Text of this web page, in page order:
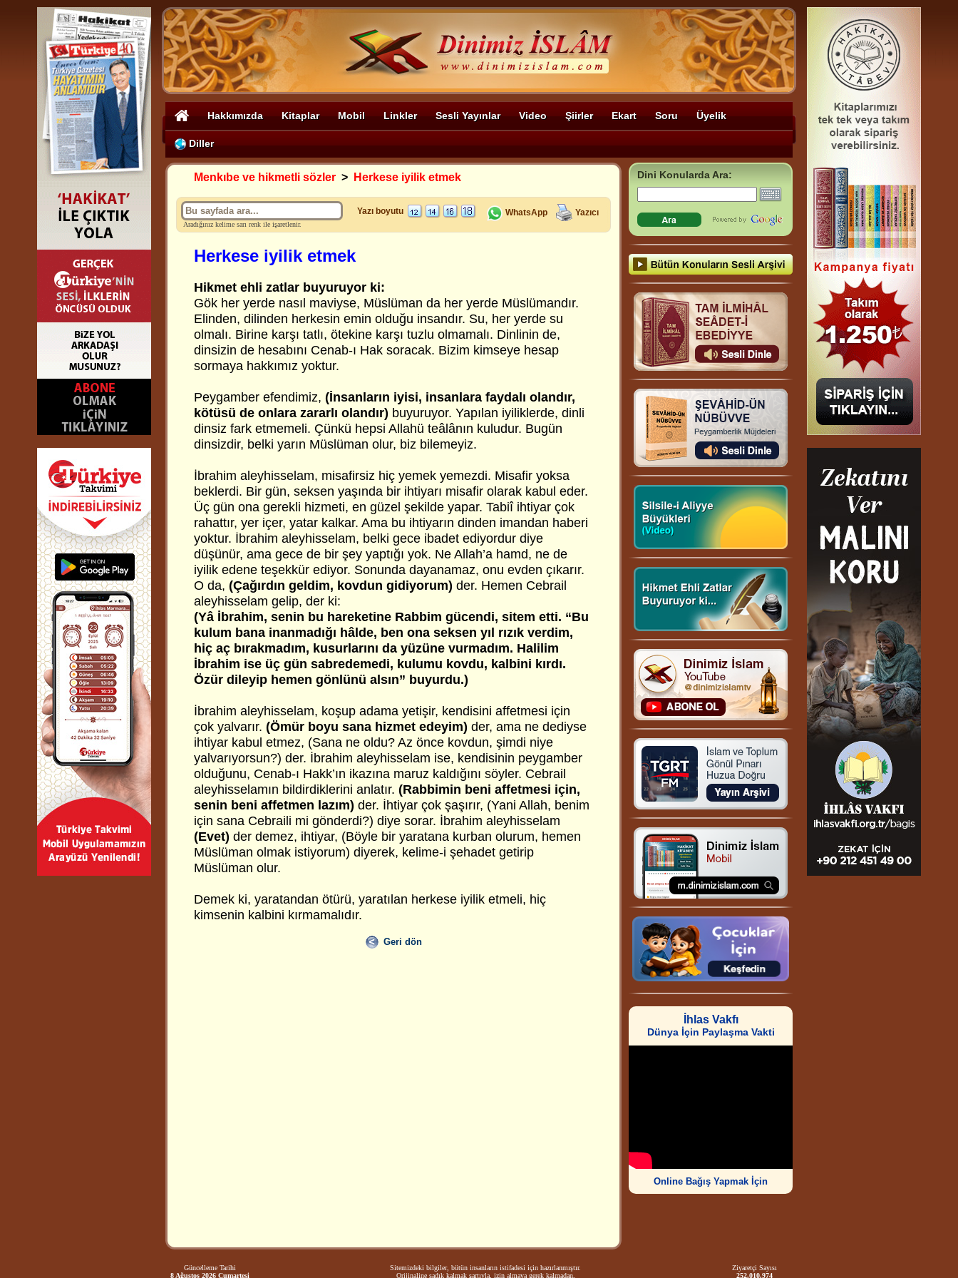
Hakkımızda Kitaplar Mobil Linkler Sesli Yayınlar Video Şiirler Ekart Soru Üyelik
Diller
Menkıbe ve hikmetli sözler > Herkese iyilik etmek
Aradığınız kelime sarı renk ile işaretlenir.
Yazı boyutu WhatsApp Yazıcı
Herkese iyilik etmek
Hikmet ehli zatlar buyuruyor ki:
Gök her yerde nasıl maviyse, Müslüman da her yerde Müslümandır.
Elinden, dilinden herkesin emin olduğu insandır. Su, her yerde su
olmalı. Birine karşı tatlı, ötekine karşı tuzlu olmamalı. Dinlinin de,
dinsizin de hesabını Cenab-ı Hak soracak. Bizim kimseye hesap
sormaya hakkımız yoktur.
Peygamber efendimiz, (İnsanların iyisi, insanlara faydalı olandır,
kötüsü de onlara zararlı olandır) buyuruyor. Yapılan iyiliklerde, dinli
dinsiz fark etmemeli. Çünkü hepsi Allahü teâlânın kuludur. Bugün
dinsizdir, belki yarın Müslüman olur, biz bilemeyiz.
İbrahim aleyhisselam, misafirsiz hiç yemek yemezdi. Misafir yoksa
beklerdi. Bir gün, seksen yaşında bir ihtiyarı misafir olarak kabul eder.
Üç gün ona gerekli hizmeti, en güzel şekilde yapar. Tabiî ihtiyar çok
rahattır, yer içer, yatar kalkar. Ama bu ihtiyarın dinden imandan haberi
yoktur. İbrahim aleyhisselam, belki gece ibadet ediyordur diye
düşünür, ama gece de bir şey yaptığı yok. Ne Allah’a hamd, ne de
iyilik edene teşekkür ediyor. Sonunda dayanamaz, onu evden çıkarır.
O da, (Çağırdın geldim, kovdun gidiyorum) der. Hemen Cebrail
aleyhisselam gelip, der ki:
(Yâ İbrahim, senin bu hareketine Rabbim gücendi, sitem etti. “Bu
kulum bana inanmadığı hâlde, ben ona seksen yıl rızık verdim,
hiç aç bırakmadım, kusurlarını da yüzüne vurmadım. Halilim
İbrahim ise üç gün sabredemedi, kulumu kovdu, kalbini kırdı.
Özür dileyip hemen gönlünü alsın” buyurdu.)
İbrahim aleyhisselam, koşup adama yetişir, kendisini affetmesi için
çok yalvarır. (Ömür boyu sana hizmet edeyim) der, ama ne dediyse
ihtiyar kabul etmez, (Sana ne oldu? Az önce kovdun, şimdi niye
yalvarıyorsun?) der. İbrahim aleyhisselam ise, kendisinin peygamber
olduğunu, Cenab-ı Hakk’ın ikazına maruz kaldığını söyler. Cebrail
aleyhisselamın bildirdiklerini anlatır. (Rabbimin beni affetmesi için,
senin beni affetmen lazım) der. İhtiyar çok şaşırır, (Yani Allah, benim
için sana Cebraili mi gönderdi?) diye sorar. İbrahim aleyhisselam
(Evet) der demez, ihtiyar, (Böyle bir yaratana kurban olurum, hemen
Müslüman olmak istiyorum) diyerek, kelime-i şehadet getirip
Müslüman olur.
Demek ki, yaratandan ötürü, yaratılan herkese iyilik etmeli, hiç
kimsenin kalbini kırmamalıdır.
Geri dön
Dini Konularda Ara:
İhlas Vakfı
Dünya İçin Paylaşma Vakti
Online Bağış Yapmak İçin
Güncelleme Tarihi
8 Ağustos 2026 Cumartesi
Sitemizdeki bilgiler, bütün insanların istifadesi için hazırlanmıştır.
Orijinaline sadık kalmak şartıyla, izin almaya gerek kalmadan,
Ziyaretçi Sayısı
252.010.974